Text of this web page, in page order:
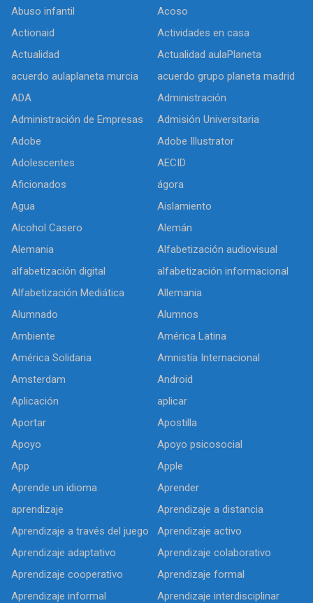
Abuso infantil
Acoso
Actionaid
Actividades en casa
Actualidad
Actualidad aulaPlaneta
acuerdo aulaplaneta murcia
acuerdo grupo planeta madrid
ADA
Administración
Administración de Empresas
Admisión Universitaria
Adobe
Adobe Illustrator
Adolescentes
AECID
Aficionados
ágora
Agua
Aislamiento
Alcohol Casero
Alemán
Alemania
Alfabetización audiovisual
alfabetización digital
alfabetización informacional
Alfabetización Mediática
Allemania
Alumnado
Alumnos
Ambiente
América Latina
América Solidaria
Amnistía Internacional
Amsterdam
Android
Aplicación
aplicar
Aportar
Apostilla
Apoyo
Apoyo psicosocial
App
Apple
Aprende un idioma
Aprender
aprendizaje
Aprendizaje a distancia
Aprendizaje a través del juego
Aprendizaje activo
Aprendizaje adaptativo
Aprendizaje colaborativo
Aprendizaje cooperativo
Aprendizaje formal
Aprendizaje informal
Aprendizaje interdisciplinar